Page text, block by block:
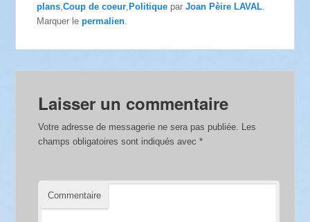
plans ,Coup de coeur ,Politique parJoan Pèire LAVAL
Marquer lepermalien
Laisser un commentaire
Votre adresse de messagerie ne sera pas publiée. Les
champs obligatoires sont indiqués avec*
Commentaire